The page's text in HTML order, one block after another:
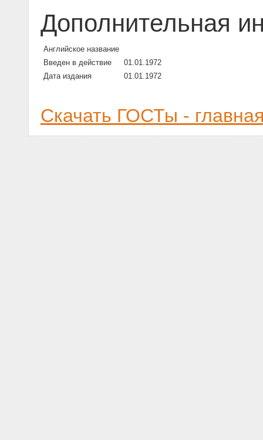
Дополнительная
Английское название
Введен в действие
01.01.1972
Дата издания
01.01.1972
Скачать ГОСТы -